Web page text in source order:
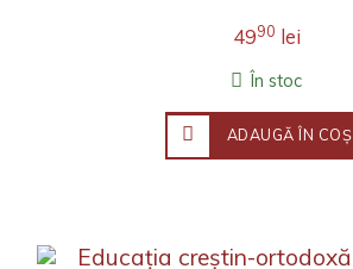
4990 lei
În stoc
ADAUGĂ ÎN COŞ